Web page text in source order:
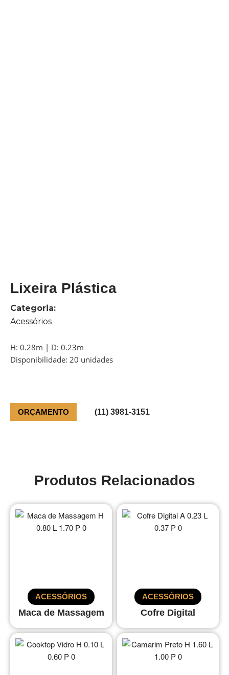
Lixeira Plástica
Categoria:
Acessórios
H: 0.28m | D: 0.23m
Disponibilidade: 20 unidades
ORÇAMENTO (11) 3981-3151
Produtos Relacionados
Maca de Massagem
ACESSÓRIOS
Cofre Digital
ACESSÓRIOS